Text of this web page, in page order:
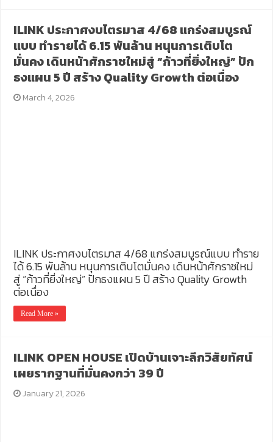
ILINK ประกาศงบไตรมาส 4/68 แกร่งสมบูรณ์
แบบ ทำรายได้ 6.15 พันล้าน หนุนการเติบโต
มั่นคง เดินหน้าศักราชใหม่สู่ “ก้าวที่ยิ่งใหญ่” ปัก
ธงแผน 5 ปี สร้าง Quality Growth ต่อเนื่อง
March 4, 2026
ILINK ประกาศงบไตรมาส 4/68 แกร่งสมบูรณ์แบบ ทำราย
ได้ 6.15 พันล้าน หนุนการเติบโตมั่นคง เดินหน้าศักราชใหม่
สู่ “ก้าวที่ยิ่งใหญ่” ปักธงแผน 5 ปี สร้าง Quality Growth
ต่อเนื่อง
Read More »
ILINK OPEN HOUSE เปิดบ้านเจาะลึกวิสัยทัศน์
เผยรากฐานที่มั่นคงกว่า 39 ปี
January 21, 2026